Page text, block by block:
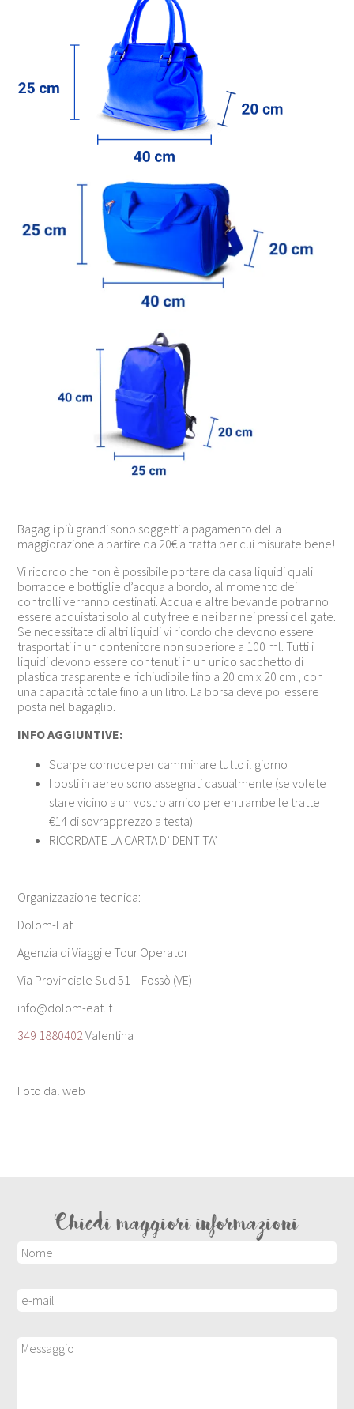
Bagagli più grandi sono soggetti a pagamento della
maggiorazione a partire da 20€ a tratta per cui misurate bene!
Vi ricordo che non è possibile portare da casa liquidi quali
borracce e bottiglie d’acqua a bordo, al momento dei
controlli verranno cestinati. Acqua e altre bevande potranno
essere acquistati solo al duty free e nei bar nei pressi del gate.
Se necessitate di altri liquidi vi ricordo che devono essere
trasportati in un contenitore non superiore a 100 ml. Tutti i
liquidi devono essere contenuti in un unico sacchetto di
plastica trasparente e richiudibile fino a 20 cm x 20 cm , con
una capacità totale fino a un litro. La borsa deve poi essere
posta nel bagaglio.
INFO AGGIUNTIVE:
Scarpe comode per camminare tutto il giorno
I posti in aereo sono assegnati casualmente (se volete
stare vicino a un vostro amico per entrambe le tratte
€14 di sovrapprezzo a testa)
RICORDATE LA CARTA D’IDENTITA’
Organizzazione tecnica:
Dolom-Eat
Agenzia di Viaggi e Tour Operator
Via Provinciale Sud 51 – Fossò (VE)
info@dolom-eat.it
349 1880402 Valentina
Foto dal web
Chiedi maggiori informazioni